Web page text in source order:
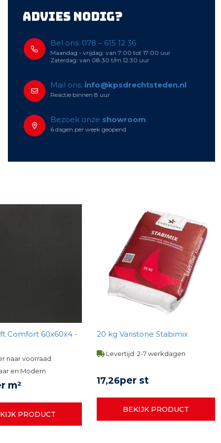
Advies nodig?
Bel ons: 078 – 615 12 36
Maandag - vrijdag: van 7:00 tot 17:00 uur
Zaterdag: van 08:30 t/m 12:30 uur
Mail ons: info@kpsdrechtsteden.nl
Reactie binnen 8 uur
Bezoek onze showroom
6 dagen per week geopend
Comfort 60x60x4 -
naar voorraad
en Modern
m²
PRODUCT
20 kg Varistone Stabimix
Levertijd: 2-7 werkdagen
17,26per st
BEKIJK PRODUCT